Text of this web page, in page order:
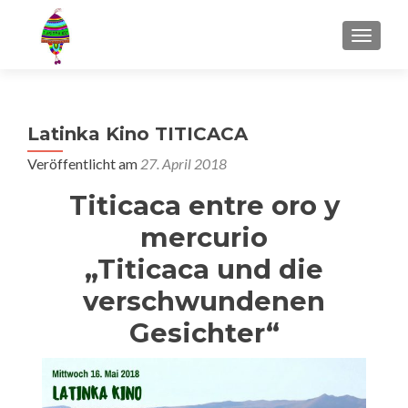
MENU
Latinka Kino TITICACA
Veröffentlicht am 27. April 2018
Titicaca entre oro y
mercurio
„Titicaca und die
verschwundenen
Gesichter“